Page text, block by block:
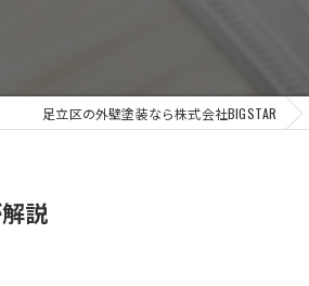
足立区の外壁塗装なら株式会社BIGSTAR
説